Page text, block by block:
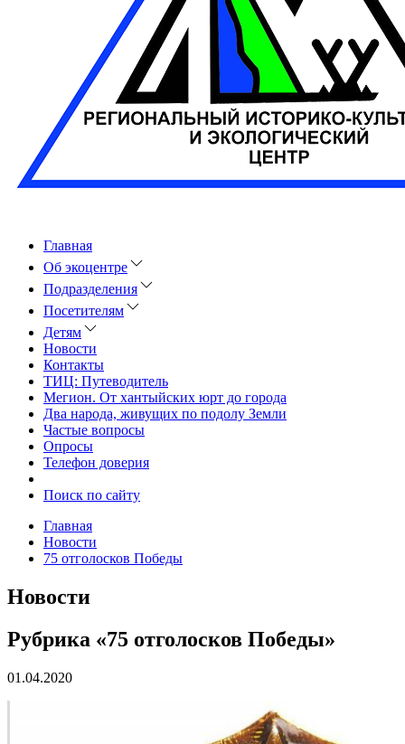
Главная
Об экоцентре
Подразделения
Посетителям
Детям
Новости
Контакты
ТИЦ: Путеводитель
Мегион. От хантыйских юрт до города
Два народа, живущих по подолу Земли
Частые вопросы
Опросы
Телефон доверия
Поиск по сайту
Главная
Новости
75 отголосков Победы
Новости
Рубрика «75 отголосков Победы»
01.04.2020